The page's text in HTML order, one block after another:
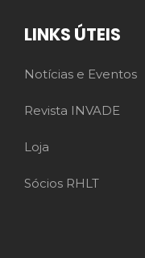
LINKS ÚTEIS
Notícias e Eventos
Revista INVADE
Loja
Sócios RHLT